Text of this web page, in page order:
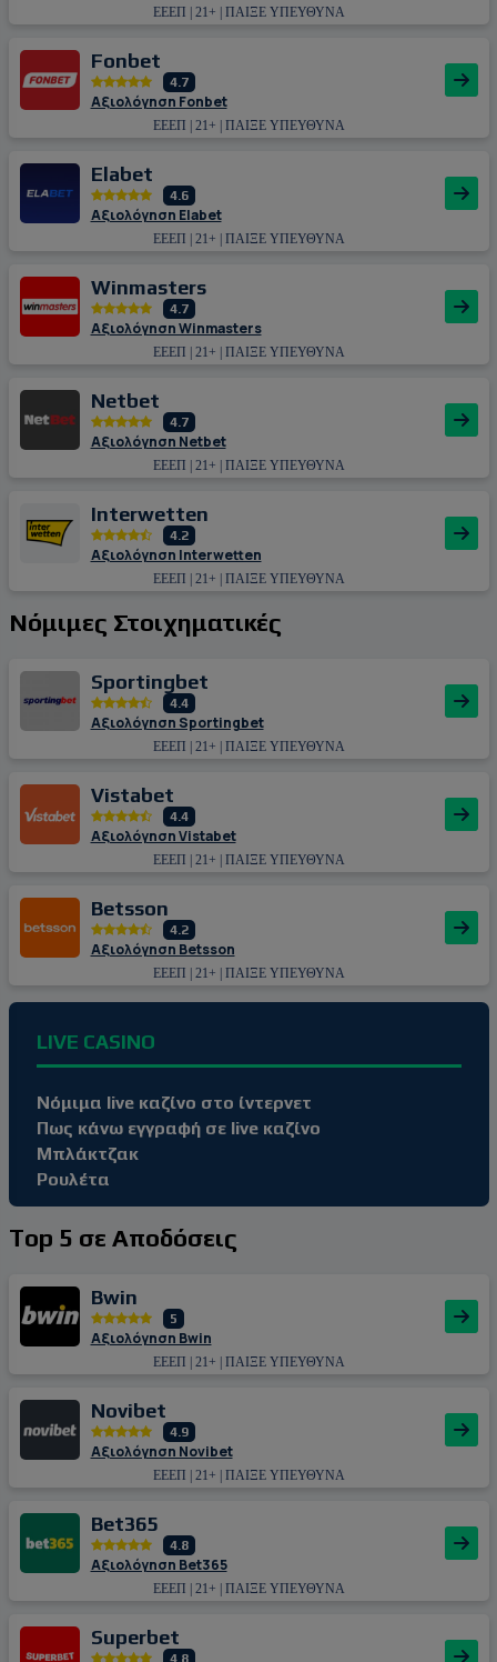
ΕΕΕΠ | 21+ | ΠΑΙΞΕ ΥΠΕΥΘΥΝΑ
Fonbet
4.7
Αξιολόγηση Fonbet
ΕΕΕΠ | 21+ | ΠΑΙΞΕ ΥΠΕΥΘΥΝΑ
Εlabet
4.6
Αξιολόγηση Εlabet
ΕΕΕΠ | 21+ | ΠΑΙΞΕ ΥΠΕΥΘΥΝΑ
Winmasters
4.7
Αξιολόγηση Winmasters
ΕΕΕΠ | 21+ | ΠΑΙΞΕ ΥΠΕΥΘΥΝΑ
Netbet
4.7
Αξιολόγηση Netbet
ΕΕΕΠ | 21+ | ΠΑΙΞΕ ΥΠΕΥΘΥΝΑ
Interwetten
4.2
Αξιολόγηση Interwetten
ΕΕΕΠ | 21+ | ΠΑΙΞΕ ΥΠΕΥΘΥΝΑ
Νόμιμες Στοιχηματικές
Sportingbet
4.4
Αξιολόγηση Sportingbet
ΕΕΕΠ | 21+ | ΠΑΙΞΕ ΥΠΕΥΘΥΝΑ
Vistabet
4.4
Αξιολόγηση Vistabet
ΕΕΕΠ | 21+ | ΠΑΙΞΕ ΥΠΕΥΘΥΝΑ
Betsson
4.2
Αξιολόγηση Betsson
ΕΕΕΠ | 21+ | ΠΑΙΞΕ ΥΠΕΥΘΥΝΑ
LIVE CASINO
Νόμιμα live καζίνο στο ίντερνετ
Πως κάνω εγγραφή σε live καζίνο
Μπλάκτζακ
Ρουλέτα
Top 5 σε Αποδόσεις
Bwin
5
Αξιολόγηση Bwin
ΕΕΕΠ | 21+ | ΠΑΙΞΕ ΥΠΕΥΘΥΝΑ
Novibet
4.9
Αξιολόγηση Novibet
ΕΕΕΠ | 21+ | ΠΑΙΞΕ ΥΠΕΥΘΥΝΑ
Bet365
4.8
Αξιολόγηση Bet365
ΕΕΕΠ | 21+ | ΠΑΙΞΕ ΥΠΕΥΘΥΝΑ
Superbet
4.8